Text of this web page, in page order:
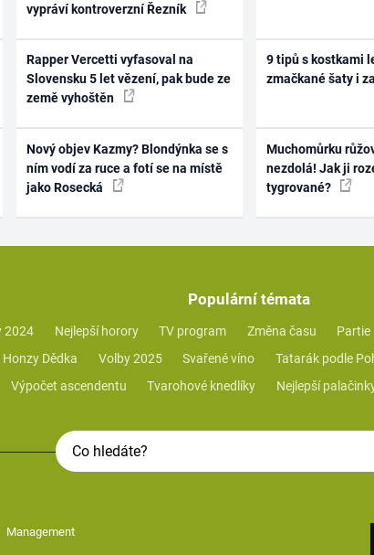
vypráví kontroverzní Řezník
Rapper Vercetti vyfasoval na
Slovensku 5 let vězení, pak bude ze
země vyhoštěn
Nový objev Kazmy? Blondýnka se s
ním vodí za ruce a fotí se na místě
jako Rosecká
9 tipů s kostkami
zmačkané šaty i
Muchomůrku
nezdolá! Jak ji
tygrované?
Populární témata
2024 Nejlepší horory TV program Změna času Partie
Dědka Volby 2025 Svařené víno Tatarák podle
Výpočet ascendentu
Tvarohové knedlíky Nejlepší
Management